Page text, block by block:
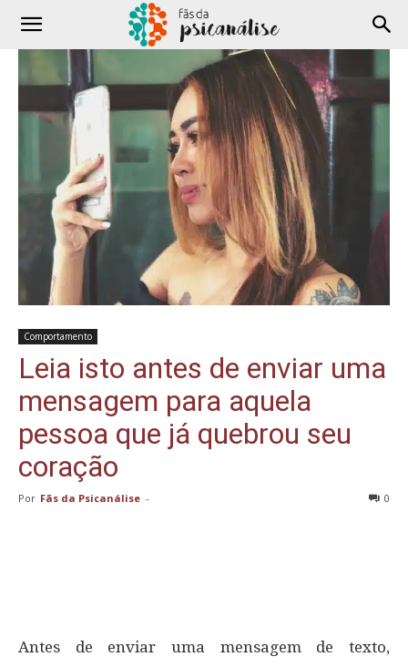
Comportamento
Leia isto antes de enviar uma
mensagem para aquela
pessoa que já quebrou seu
coração
Por Fãs da Psicanálise - 0
Antes de enviar uma mensagem de texto,